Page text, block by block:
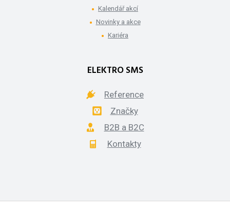
Kalendář akcí
Novinky a akce
Kariéra
ELEKTRO SMS
Reference
Značky
B2B a B2C
Kontakty